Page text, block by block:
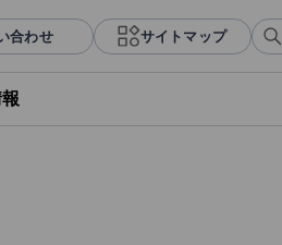
合わせ サイトマップ